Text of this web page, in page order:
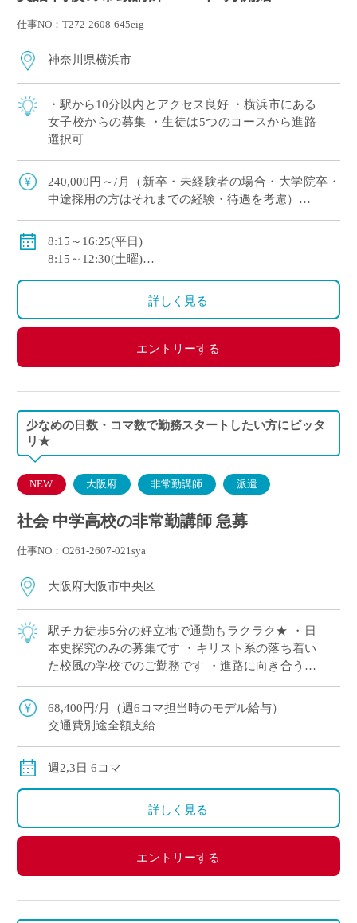
仕事NO：T272-2608-645eig
神奈川県横浜市
・駅から10分以内とアクセス良好 ・横浜市にある
女子校からの募集 ・生徒は5つのコースから進路
選択可
240,000円～/月（新卒・未経験者の場合・大学院卒・
中途採用の方はそれまでの経験・待遇を考慮）
交通費支給
諸手当あり
賞与あり(年3回・2.5ヶ月分)
社会保険加入
8:15～16:25(平日)
8:15～12:30(土曜)
休日：日曜日、国民の祝日、第2,4土曜日
詳しく見る
エントリーする
少なめの日数・コマ数で勤務スタートしたい方にピッタ
リ★
NEW 大阪府 非常勤講師 派遣
社会 中学高校の非常勤講師 急募
仕事NO：O261-2607-021sya
大阪府大阪市中央区
駅チカ徒歩5分の好立地で通勤もラクラク★ ・日
本史探究のみの募集です ・キリスト系の落ち着い
た校風の学校でのご勤務です ・進路に向き合う大
切な時期の生徒たちに向き合い寄り添いたい先生
歓迎します ・月～金のうち、ご勤務可能 […]
68,400円/月（週6コマ担当時のモデル給与）
交通費別途全額支給
週2,3日 6コマ
詳しく見る
エントリーする